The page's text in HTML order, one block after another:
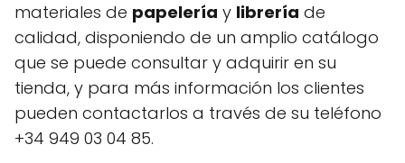
materiales de papelería y librería de
calidad, disponiendo de un amplio catálogo
que se puede consultar y adquirir en su
tienda, y para más información los clientes
pueden contactarlos a través de su teléfono
+34 949 03 04 85.